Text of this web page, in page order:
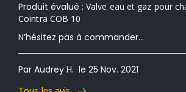
Produit évalué : Valve eau et gaz pour
Cointra COB 10
N’hésitez pas à commander...
Par Audrey H. le 25 Nov. 2021